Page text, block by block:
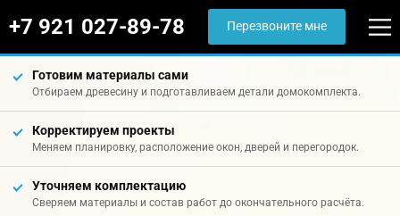
+7 921 027-89-78 Перезвоните мне
Готовим материалы сами
Отбираем древесину и подготавливаем детали домокомплекта.
Корректируем проекты
Меняем планировку, расположение окон, дверей и перегородок.
Уточняем комплектацию
Сверяем материалы и состав работ до окончательного расчёта.